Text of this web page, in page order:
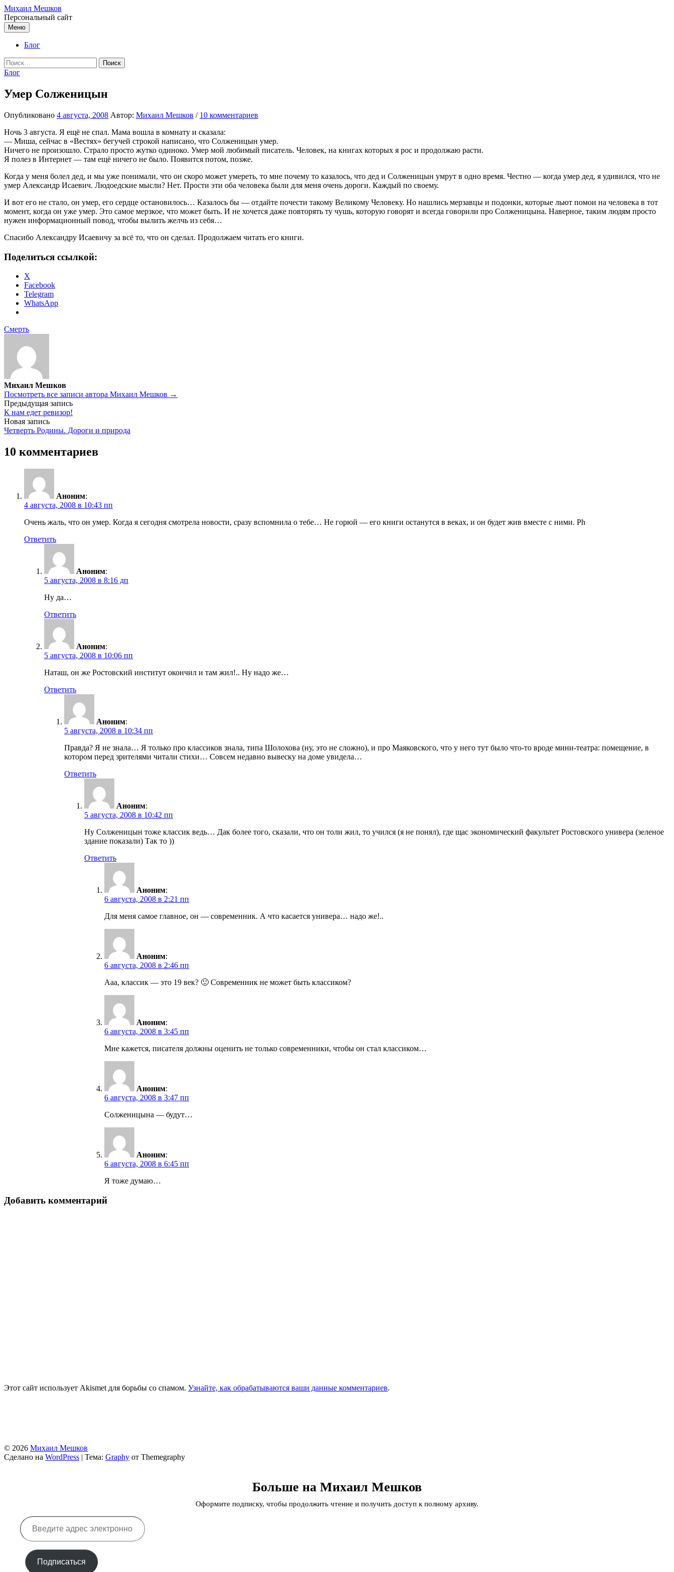
Перейти
к
содержимому
Михаил Мешков
Персональный сайт
Меню
Блог
Найти:
Блог
Умер Солженицын
Опубликовано 4 августа, 2008 Автор: Михаил Мешков / 10 комментариев
Ночь 3 августа. Я ещё не спал. Мама вошла в комнату и сказала:
— Миша, сейчас в «Вестях» бегучей строкой написано, что Солженицын умер.
Ничего не произошло. Страло просто жутко одиноко. Умер мой любимый писатель. Человек, на книгах которых я рос и продолжаю расти.
Я полез в Интернет — там ещё ничего не было. Появится потом, позже.
Когда у меня болел дед, и мы уже понимали, что он скоро может умереть, то мне почему то казалось, что дед и Солженицын умрут в одно время. Честно — когда умер дед, я удивился, что не
умер Александр Исаевич. Людоедские мысли? Нет. Прости эти оба человека были для меня очень дороги. Каждый по своему.
И вот его не стало, он умер, его сердце остановилось… Казалось бы — отдайте почести такому Великому Человеку. Но нашлись мерзавцы и подонки, которые льют помои на человека в тот
момент, когда он уже умер. Это самое мерзкое, что может быть. И не хочется даже повторять ту чушь, которую говорят и всегда говорили про Солженицына. Наверное, таким людям просто
нужен информационный повод, чтобы вылить желчь из себя…
Спасибо Александру Исаевичу за всё то, что он сделал. Продолжаем читать его книги.
Поделиться ссылкой:
X
Facebook
Telegram
WhatsApp
Смерть
Михаил Мешков
Посмотреть все записи автора Михаил Мешков →
Навигация
по
записям
Предыдущая запись
К нам едет ревизор!
Новая запись
Четверть Родины. Дороги и природа
10 комментариев
Аноним:
4 августа, 2008 в 10:43 пп
Очень жаль, что он умер. Когда я сегодня смотрела новости, сразу вспомнила о тебе… Не горюй — его книги останутся в веках, и он будет жив вместе с ними. Ph
Ответить
Аноним:
5 августа, 2008 в 8:16 дп
Ну да…
Ответить
Аноним:
5 августа, 2008 в 10:06 пп
Наташ, он же Ростовский институт окончил и там жил!.. Ну надо же…
Ответить
Аноним:
5 августа, 2008 в 10:34 пп
Правда? Я не знала… Я только про классиков знала, типа Шолохова (ну, это не сложно), и про Маяковского, что у него тут было что-то вроде мини-театра: помещение, в
котором перед зрителями читали стихи… Совсем недавно вывеску на доме увидела…
Ответить
Аноним:
5 августа, 2008 в 10:42 пп
Ну Солженицын тоже классик ведь… Дак более того, сказали, что он толи жил, то учился (я не понял), где щас экономический факультет Ростовского универа (зеленое
здание показали) Так то ))
Ответить
Аноним:
6 августа, 2008 в 2:21 пп
Для меня самое главное, он — современник. А что касается универа… надо же!..
Аноним:
6 августа, 2008 в 2:46 пп
Ааа, классик — это 19 век? 🙂 Современник не может быть классиком?
Аноним:
6 августа, 2008 в 3:45 пп
Мне кажется, писателя должны оценить не только современники, чтобы он стал классиком…
Аноним:
6 августа, 2008 в 3:47 пп
Солженицына — будут…
Аноним:
6 августа, 2008 в 6:45 пп
Я тоже думаю…
Добавить комментарий
Этот сайт использует Akismet для борьбы со спамом. Узнайте, как обрабатываются ваши данные комментариев.
© 2026 Михаил Мешков
Сделано на WordPress | Тема: Graphy от Themegraphy
Больше на Михаил Мешков
Оформите подписку, чтобы продолжить чтение и получить доступ к полному архиву.
Введите
адрес
электронной
Подписаться